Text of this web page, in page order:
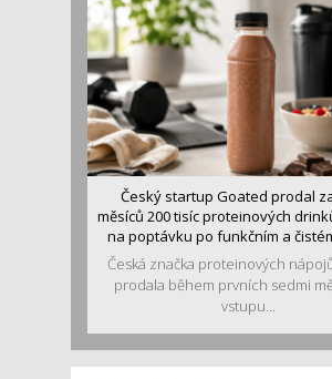
Český startup Goated prodal
měsíců 200 tisíc proteinových
na poptávku po funkčním a
Česká značka proteinových
prodala během prvních sedmi
vstupu...